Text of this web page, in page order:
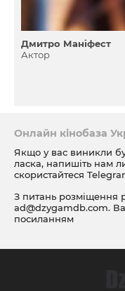
Дмитро Маніфест
Актор
Онлайн кінобаза
Якщо у вас виникли
ласка, напишіть нам
скористайтеся
З питань розміщення
ad@dzygamdb.com.
посиланням